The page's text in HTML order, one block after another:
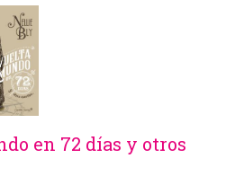
en 72 días y otros